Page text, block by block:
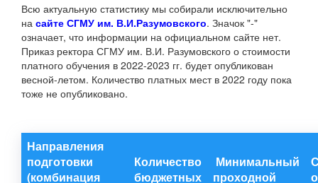
Всю актуальную статистику мы собирали исключительно
на сайте СГМУ им. В.И.Разумовского. Значок "-"
означает, что информации на официальном сайте нет.
Приказ ректора СГМУ им. В.И. Разумовского о стоимости
платного обучения в 2022-2023 гг. будет опубликован
весной-летом. Количество платных мест в 2022 году пока
тоже не опубликовано.
Направления
подготовки
(комбинация
Количество
бюджетных
Минимальный
проходной